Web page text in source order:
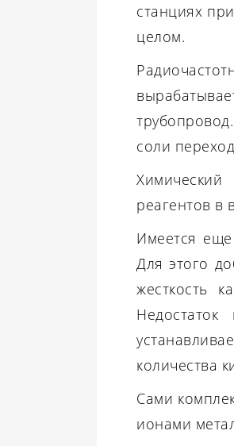
станциях
целом.
соли
реагентов в
Имеется
Для этого
жесткость
количества
Сами
ионами